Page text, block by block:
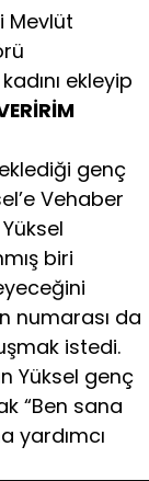
Mevlüt
ekleyip
genç
Vehaber
biri
numarası da
istedi.
Yüksel genç
“Ben sana
yardımcı